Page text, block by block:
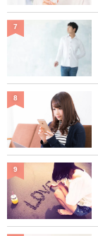
7
8
9